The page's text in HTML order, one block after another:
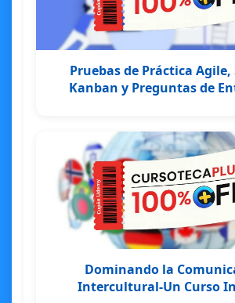
Pruebas de Práctica Agile,
Kanban y Preguntas de
Dominando la
Intercultural-Un Curso